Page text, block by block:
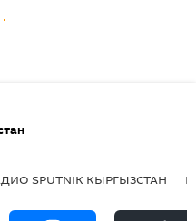
SPUTNIK КЫРГЫЗСТАН